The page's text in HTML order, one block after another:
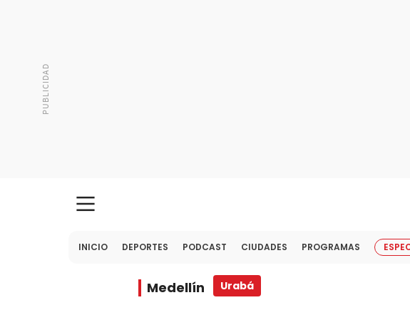
INICIO DEPORTES PODCAST CIUDADES PROGRAMAS
Medellín Urabá